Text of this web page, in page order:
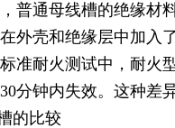
普通母线槽的绝缘材
外壳和绝缘层中加入
准耐火测试中，耐火
分钟内失效。这种差
的比较